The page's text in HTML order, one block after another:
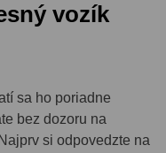
vozík
sa ho poriadne
bez dozoru na
si odpovedzte na